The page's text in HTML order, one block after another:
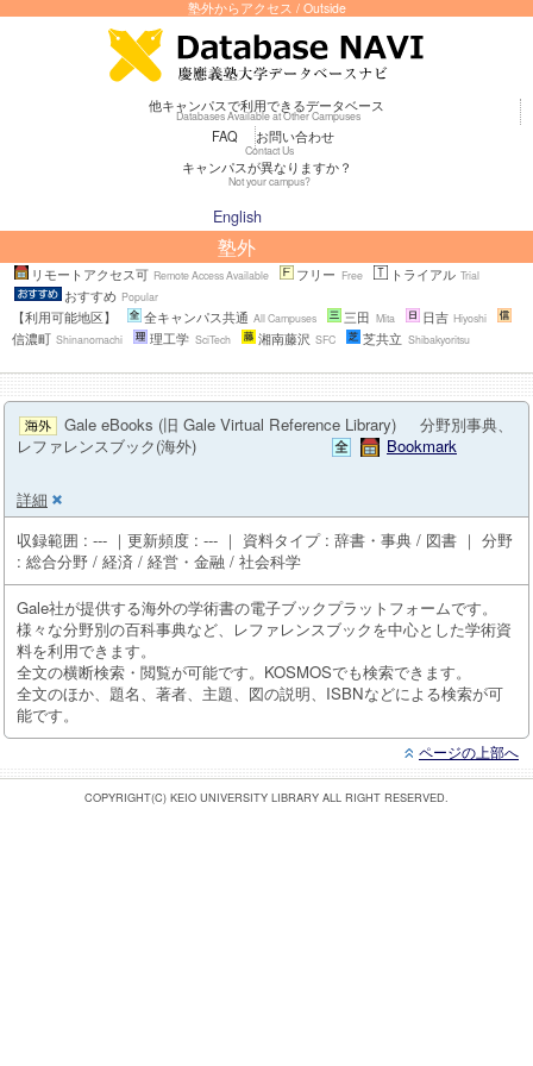
塾外からアクセス / Outside
他キャンパスで利用できるデータベース
Databases Available at Other Campuses
FAQ お問い合わせ
Contact Us
キャンパスが異なりますか？
Not your campus?
English
塾外
リモートアクセス可 Remote Access Available フリー Free トライアル Trial
おすすめ Popular
【利用可能地区】 全キャンパス共通 All Campuses 三田 Mita 日吉 Hiyoshi
信濃町 Shinanomachi 理工学 SciTech 湘南藤沢 SFC 芝共立 Shibakyoritsu
Gale eBooks (旧 Gale Virtual Reference Library)
分野別事典、
レファレンスブック(海外)
Bookmark
詳細
収録範囲 : --- ｜更新頻度 : --- ｜ 資料タイプ : 辞書・事典 / 図書 ｜ 分野
: 総合分野 / 経済 / 経営・金融 / 社会科学
Gale社が提供する海外の学術書の電子ブックプラットフォームです。
様々な分野別の百科事典など、レファレンスブックを中心とした学術資
料を利用できます。
全文の横断検索・閲覧が可能です。KOSMOSでも検索できます。
全文のほか、題名、著者、主題、図の説明、ISBNなどによる検索が可
能です。
ページの上部へ
COPYRIGHT(C) KEIO UNIVERSITY LIBRARY ALL RIGHT RESERVED.